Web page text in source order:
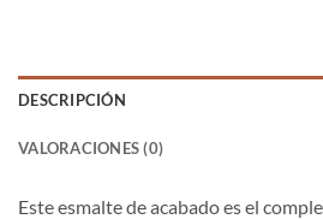
DESCRIPCIÓN
VALORACIONES (0)
Este esmalte de acabado es el